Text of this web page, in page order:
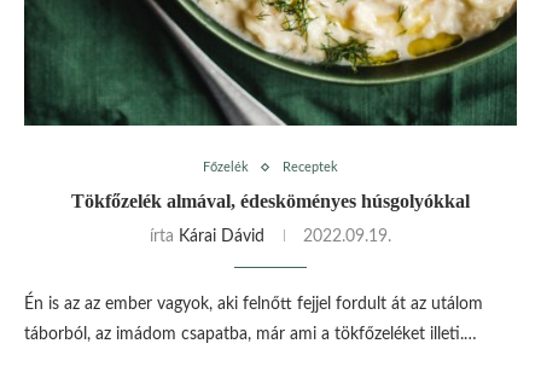
Főzelék Receptek
Tökfőzelék almával, édesköményes húsgolyókkal
írta Kárai Dávid 2022.09.19.
Én is az az ember vagyok, aki felnőtt fejjel fordult át az utálom
táborból, az imádom csapatba, már ami a tökfőzeléket illeti.…